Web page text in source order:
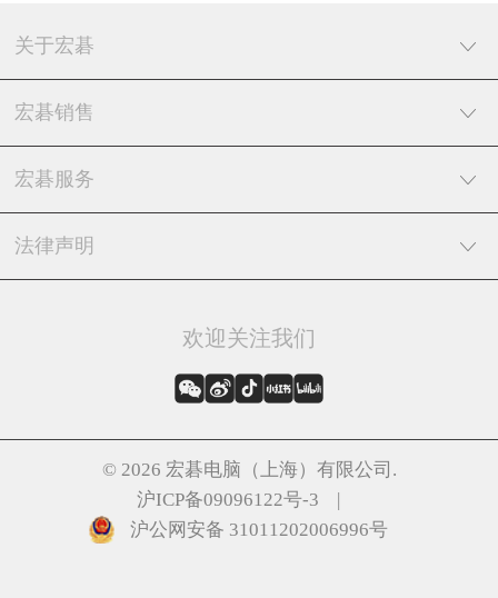
关于宏碁
宏碁销售
宏碁服务
法律声明
欢迎关注我们
© 2026 宏碁电脑（上海）有限公司.
沪ICP备09096122号-3 |
沪公网安备 31011202006996号